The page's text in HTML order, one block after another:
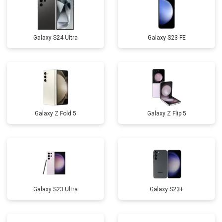
Galaxy S24 Ultra Galaxy S23 FE
Galaxy Z Fold 5 Galaxy Z Flip 5
Galaxy S23 Ultra Galaxy S23+